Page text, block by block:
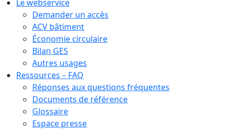
Le webservice
Demander un accès
ACV bâtiment
Économie circulaire
Bilan GES
Autres usages
Ressources – FAQ
Réponses aux questions fréquentes
Documents de référence
Glossaire
Espace presse